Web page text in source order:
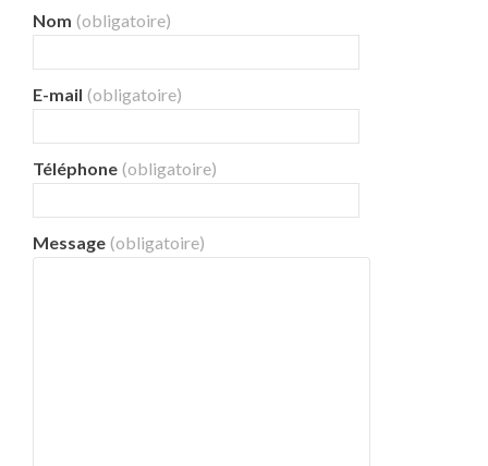
Nom (obligatoire)
E-mail (obligatoire)
Téléphone (obligatoire)
Message (obligatoire)